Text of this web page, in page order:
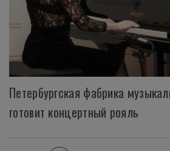
Петербургская фабрика
готовит концертный рояль